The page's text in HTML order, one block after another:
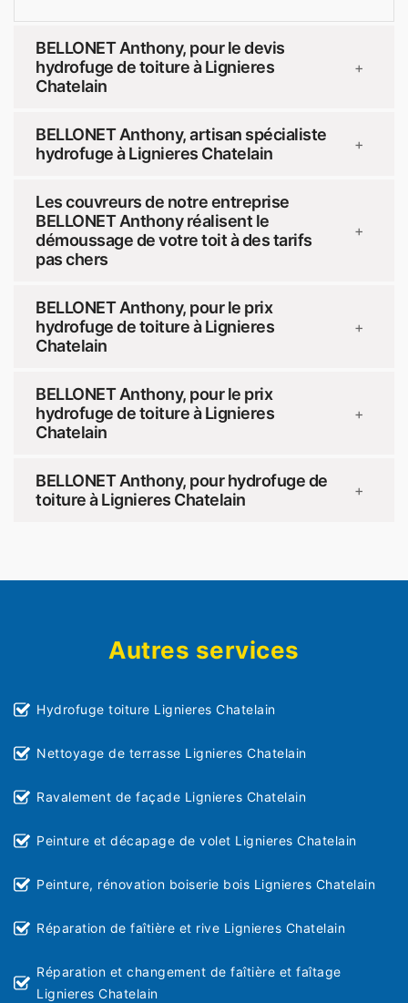
BELLONET Anthony, pour le devis
hydrofuge de toiture à Lignieres
Chatelain
+
BELLONET Anthony, artisan spécialiste
hydrofuge à Lignieres Chatelain
+
Les couvreurs de notre entreprise
BELLONET Anthony réalisent le
démoussage de votre toit à des tarifs
pas chers
+
BELLONET Anthony, pour le prix
hydrofuge de toiture à Lignieres
Chatelain
+
BELLONET Anthony, pour le prix
hydrofuge de toiture à Lignieres
Chatelain
+
BELLONET Anthony, pour hydrofuge de
toiture à Lignieres Chatelain
+
Autres services
Hydrofuge toiture Lignieres Chatelain
Nettoyage de terrasse Lignieres Chatelain
Ravalement de façade Lignieres Chatelain
Peinture et décapage de volet Lignieres Chatelain
Peinture, rénovation boiserie bois Lignieres Chatelain
Réparation de faîtière et rive Lignieres Chatelain
Réparation et changement de faîtière et faîtage
Lignieres Chatelain